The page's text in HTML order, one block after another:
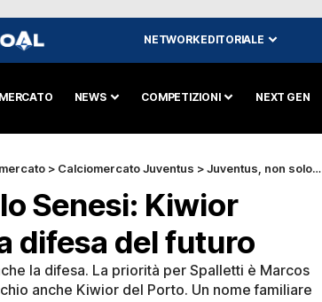
NETWORK EDITORIALE
MERCATO NEWS COMPETIZIONI NEXT GEN
> Calciomercato Juventus >Juventus, non solo Senesi: Kiwior l’alternativa per la difesa del futuro
Senesi: Kiwior
difesa del futuro
la difesa. La priorità per Spalletti è Marcos
anche Kiwior del Porto. Un nome familiare